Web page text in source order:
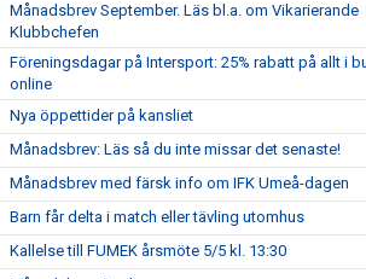
Månadsbrev September. Läs bl.a. om Vikarierande
Klubbchefen
Föreningsdagar på Intersport: 25% rabatt på allt i
online
Nya öppettider på kansliet
Månadsbrev: Läs så du inte missar det senaste!
Månadsbrev med färsk info om IFK Umeå-dagen
Barn får delta i match eller tävling utomhus
Kallelse till FUMEK årsmöte 5/5 kl. 13:30